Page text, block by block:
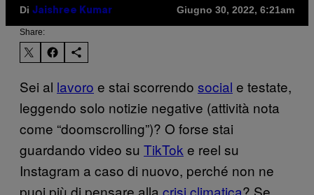
Di Jaishree Kumar Giugno 30, 2022, 6:21am
Share:
Sei al lavoro e stai scorrendo social e testate,
leggendo solo notizie negative (attività nota
come “doomscrolling”)? O forse stai
guardando video su TikTok e reel su
Instagram a caso di nuovo, perché non ne
puoi più di pensare alla crisi climatica? Se